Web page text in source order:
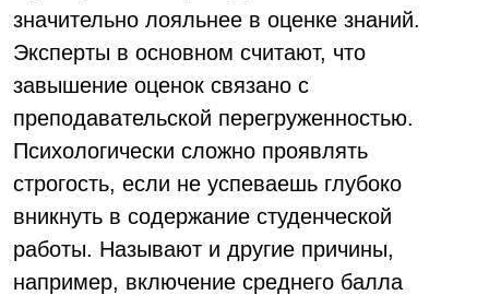
значительно лояльнее в оценке знаний.
Эксперты в основном считают, что
завышение оценок связано с
преподавательской перегруженностью.
Психологически сложно проявлять
строгость, если не успеваешь глубоко
вникнуть в содержание студенческой
работы. Называют и другие причины,
например, включение среднего балла